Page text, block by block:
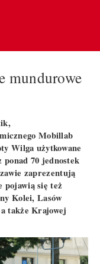
mundurowe
Mobillab
Wilga użytkowane
70 jednostek
zaprezentują
pojawią się też
Kolei, Lasów
także Krajowej